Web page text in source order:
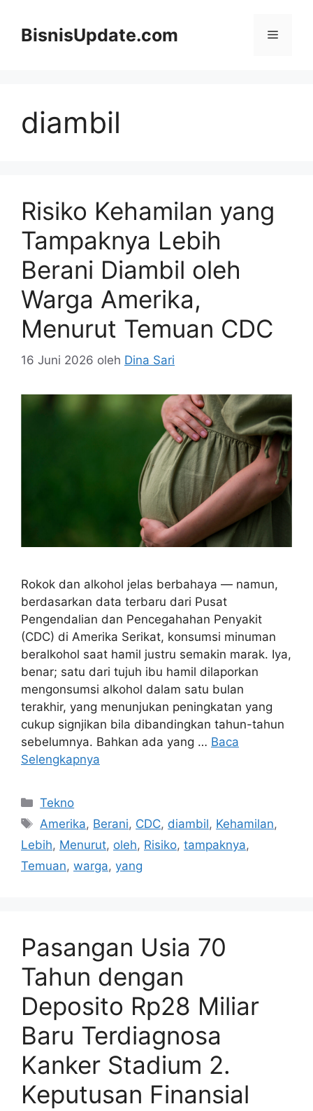
BisnisUpdate.com Menu
diambil
Risiko Kehamilan yang
Tampaknya Lebih
Berani Diambil oleh
Warga Amerika,
Menurut Temuan CDC
16 Juni 2026 oleh Dina Sari
Rokok dan alkohol jelas berbahaya — namun,
berdasarkan data terbaru dari Pusat
Pengendalian dan Pencegahahan Penyakit
(CDC) di Amerika Serikat, konsumsi minuman
beralkohol saat hamil justru semakin marak. Iya,
benar; satu dari tujuh ibu hamil dilaporkan
mengonsumsi alkohol dalam satu bulan
terakhir, yang menunjukan peningkatan yang
cukup signjikan bila dibandingkan tahun-tahun
sebelumnya. Bahkan ada yang … Baca
Selengkapnya
Kategori
Tekno
Tag
Amerika, Berani, CDC, diambil, Kehamilan,
Lebih, Menurut, oleh, Risiko, tampaknya,
Temuan, warga, yang
Pasangan Usia 70
Tahun dengan
Deposito Rp28 Miliar
Baru Terdiagnosa
Kanker Stadium 2.
Keputusan Finansial